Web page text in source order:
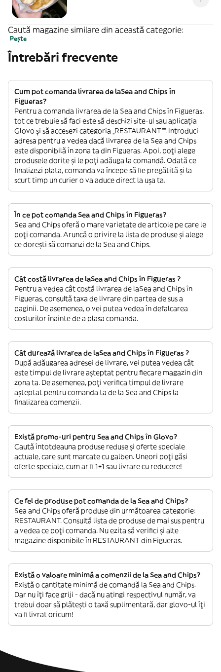
Caută magazine similare din această categorie:
Pește
Întrebări frecvente
Cum pot comanda livrarea de laSea and Chips în
Figueras?
Pentru a comanda livrarea de la Sea and Chips în Figueras,
tot ce trebuie să faci este să deschizi site-ul sau aplicația
Glovo și să accesezi categoria „RESTAURANT””. Introduci
adresa pentru a vedea dacă livrarea de la Sea and Chips
este disponibilă în zona ta din Figueras. Apoi, poți alege
produsele dorite și le poți adăuga la comandă. Odată ce
finalizezi plata, comanda va începe să fie pregătită și la
scurt timp un curier o va aduce direct la ușa ta.
În ce pot comanda Sea and Chips în Figueras?
Sea and Chips oferă o mare varietate de articole pe care le
poți comanda. Aruncă o privire la lista de produse și alege
ce dorești să comanzi de la Sea and Chips.
Cât costă livrarea de laSea and Chips în Figueras ?
Pentru a vedea cât costă livrarea de laSea and Chips în
Figueras, consultă taxa de livrare din partea de sus a
paginii. De asemenea, o vei putea vedea în defalcarea
costurilor înainte de a plasa comanda.
Cât durează livrarea de laSea and Chips în Figueras ?
După adăugarea adresei de livrare, vei putea vedea cât
este timpul de livrare așteptat pentru fiecare magazin din
zona ta. De asemenea, poți verifica timpul de livrare
așteptat pentru comanda ta de la Sea and Chips la
finalizarea comenzii.
Există promo-uri pentru Sea and Chips în Glovo?
Caută întotdeauna produse reduse și oferte speciale
actuale, care sunt marcate cu galben. Uneori poți găsi
oferte speciale, cum ar fi 1+1 sau livrare cu reducere!
Ce fel de produse pot comanda de la Sea and Chips?
Sea and Chips oferă produse din următoarea categorie:
RESTAURANT. Consultă lista de produse de mai sus pentru
a vedea ce poți comanda. Nu ezita să verifici și alte
magazine disponibile în RESTAURANT din Figueras.
Există o valoare minimă a comenzii de la Sea and Chips?
Există o cantitate minimă de comandă la Sea and Chips.
Dar nu îți face griji - dacă nu atingi respectivul număr, va
trebui doar să plătești o taxă suplimentară, dar glovo-ul îți
va fi livrat oricum!